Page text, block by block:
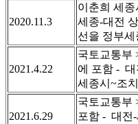
2020.11.3
이춘희 세종
세종-대전
선을 정부
2021.4.22
국토교통부
에 포함 - 대
세종시~조
2021.6.29
국토교통부
포함 - 대전